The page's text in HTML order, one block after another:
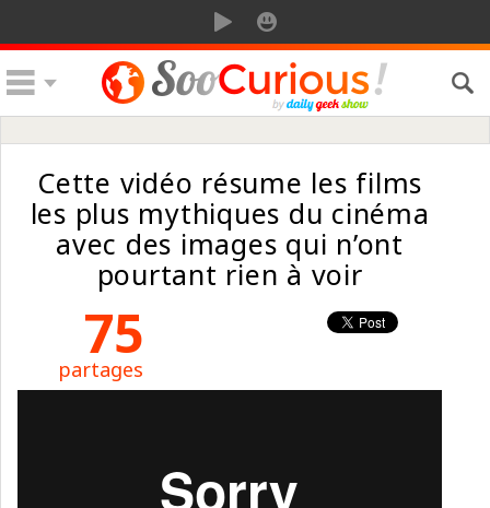
Cette vidéo résume les films
les plus mythiques du cinéma
avec des images qui n’ont
pourtant rien à voir
75
partages